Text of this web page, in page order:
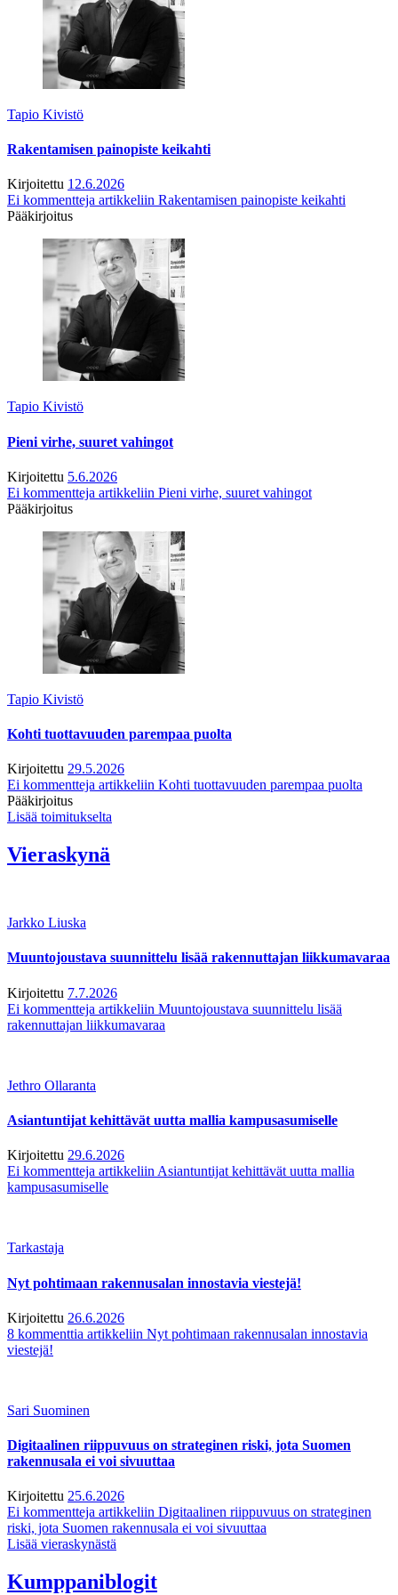
Tapio Kivistö
Rakentamisen painopiste keikahti
Kirjoitettu 12.6.2026
Ei kommentteja artikkeliin Rakentamisen painopiste keikahti
Pääkirjoitus
Tapio Kivistö
Pieni virhe, suuret vahingot
Kirjoitettu 5.6.2026
Ei kommentteja artikkeliin Pieni virhe, suuret vahingot
Pääkirjoitus
Tapio Kivistö
Kohti tuottavuuden parempaa puolta
Kirjoitettu 29.5.2026
Ei kommentteja artikkeliin Kohti tuottavuuden parempaa puolta
Pääkirjoitus
Lisää toimitukselta
Vieraskynä
Jarkko Liuska
Muuntojoustava suunnittelu lisää rakennuttajan liikkumavaraa
Kirjoitettu 7.7.2026
Ei kommentteja artikkeliin Muuntojoustava suunnittelu lisää
rakennuttajan liikkumavaraa
Jethro Ollaranta
Asiantuntijat kehittävät uutta mallia kampusasumiselle
Kirjoitettu 29.6.2026
Ei kommentteja artikkeliin Asiantuntijat kehittävät uutta mallia
kampusasumiselle
Tarkastaja
Nyt pohtimaan rakennusalan innostavia viestejä!
Kirjoitettu 26.6.2026
8 kommenttia artikkeliin Nyt pohtimaan rakennusalan innostavia
viestejä!
Sari Suominen
Digitaalinen riippuvuus on strateginen riski, jota Suomen
rakennusala ei voi sivuuttaa
Kirjoitettu 25.6.2026
Ei kommentteja artikkeliin Digitaalinen riippuvuus on strateginen
riski, jota Suomen rakennusala ei voi sivuuttaa
Lisää vieraskynästä
Kumppaniblogit